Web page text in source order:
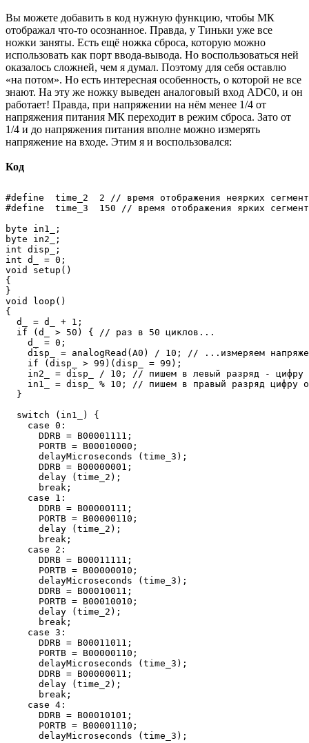
Вы можете добавить в код нужную функцию, чтобы МК
отображал что-то осознанное. Правда, у Тиньки уже все
ножки заняты. Есть ещё ножка сброса, которую можно
использовать как порт ввода-вывода. Но воспользоваться ней
оказалось сложней, чем я думал. Поэтому для себя оставлю
«на потом». Но есть интересная особенность, о которой не все
знают. На эту же ножку выведен аналоговый вход ADC0, и он
работает! Правда, при напряжении на нём менее 1/4 от
напряжения питания МК переходит в режим сброса. Зато от
1/4 и до напряжения питания вполне можно измерять
напряжение на входе. Этим я и воспользовался:
Код
#define  time_2  2 // время отображения неярких
#define  time_3  150 // время отображения ярких
byte in1_;
byte in2_;
int disp_;
int d_ = 0;
void setup()
{
}
void loop()
{
  d_ = d_ + 1;
  if (d_ > 50) { // раз в 50 циклов...
    d_ = 0;
disp_ = analogRead(A0) / 10; // ...измеряем
    if (disp_ > 99)(disp_ = 99);
in2_ = disp_ / 10; // пишем в левый разряд - цифру
in1_ = disp_ % 10; // пишем в правый разряд цифру
  }
  switch (in1_) {
    case 0:
      DDRB = B00001111;
      PORTB = B00010000;
      delayMicroseconds (time_3);
      DDRB = B00000001;
      delay (time_2);
      break;
    case 1:
      DDRB = B00000111;
      PORTB = B00000110;
      delay (time_2);
      break;
    case 2:
      DDRB = B00011111;
      PORTB = B00000010;
      delayMicroseconds (time_3);
      DDRB = B00010011;
      PORTB = B00010010;
      delay (time_2);
      break;
    case 3:
      DDRB = B00011011;
      PORTB = B00000110;
      delayMicroseconds (time_3);
      DDRB = B00000011;
      delay (time_2);
      break;
    case 4:
      DDRB = B00010101;
      PORTB = B00001110;
      delayMicroseconds (time_3);